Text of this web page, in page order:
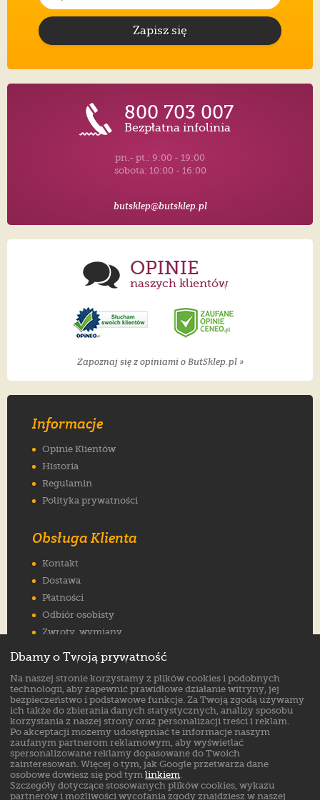
Zapisz się
800 703 007
Bezpłatna infolinia
pn.- pt.: 9:00 - 19:00
sobota: 10:00 - 16:00
butsklep@butsklep.pl
OPINIE
naszych klientów
Zapoznaj się z opiniami o ButSklep.pl »
Informacje
Opinie Klientów
Historia
Regulamin
Polityka prywatności
Obsługa Klienta
Kontakt
Dostawa
Płatności
Odbiór osobisty
Zwroty, wymiany
Jak wybrać rozmiar
FAQ
Znajdź nas na:
Dbamy o Twoją prywatność
Na naszej stronie korzystamy z plików cookies i podobnych
technologii, aby zapewnić prawidłowe działanie witryny, jej
bezpieczeństwo i podstawowe funkcje. Za Twoją zgodą używamy
ich także do zbierania danych statystycznych, analizy sposobu
korzystania z naszej strony oraz personalizacji treści i reklam.
Po akceptacji możemy udostępniać te informacje naszym
zaufanym partnerom reklamowym, aby wyświetlać
spersonalizowane reklamy dopasowane do Twoich
zainteresowań. Więcej o tym, jak Google przetwarza dane
osobowe dowiesz się pod tym linkiem.
Szczegóły dotyczące stosowanych plików cookies, wykazu
partnerów i możliwości wycofania zgody znajdziesz w naszej